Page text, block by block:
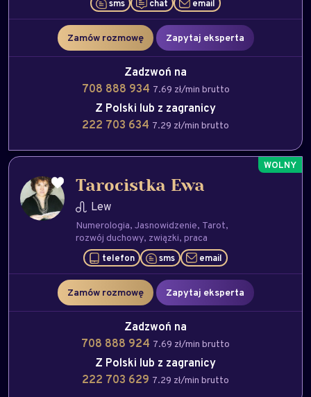
sms chat email
Zamów rozmowę Zapytaj eksperta
Zadzwoń na
708 888 934 7.69 zł/min brutto
Z Polski lub z zagranicy
222 703 634 7.29 zł/min brutto
Tarocistka Ewa
Lew
Numerologia Jasnowidzenie Tarot
rozwój duchowy związki praca
telefon sms email
Zamów rozmowę Zapytaj eksperta
Zadzwoń na
708 888 924 7.69 zł/min brutto
Z Polski lub z zagranicy
222 703 629 7.29 zł/min brutto